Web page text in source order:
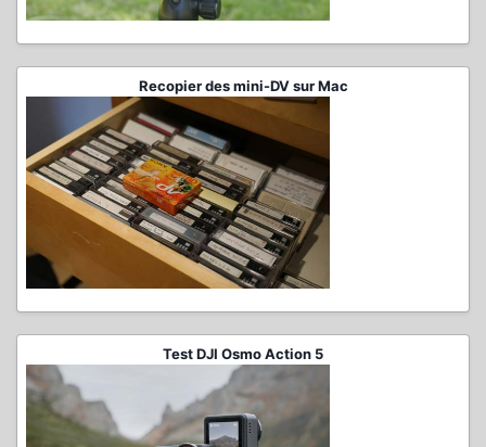
Recopier des mini-DV sur Mac
Test DJI Osmo Action 5